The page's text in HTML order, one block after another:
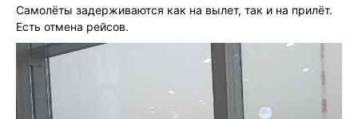
Самолёты задерживаются как на вылет, так и на прилёт.
Есть отмена рейсов.